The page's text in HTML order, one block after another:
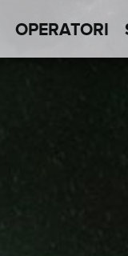
OPERATORI